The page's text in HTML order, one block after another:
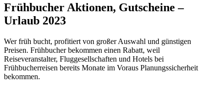
Frühbucher Aktionen, Gutscheine –
Urlaub 2023
Wer früh bucht, profitiert von großer Auswahl und günstigen
Preisen. Frühbucher bekommen einen Rabatt, weil
Reiseveranstalter, Fluggesellschaften und Hotels bei
Frühbucherreisen bereits Monate im Voraus Planungssicherheit
bekommen.